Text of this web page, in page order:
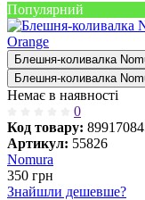
Популярний
Блешня-коливалка
Блешня-коливалка
Немає в наявності
0
Код товару:
Артикул: 55826
Nomura
350 грн
Знайшли дешевше?